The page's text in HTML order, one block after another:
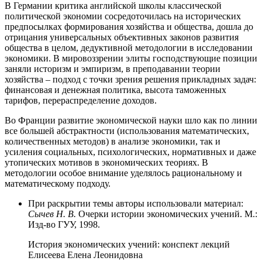
В Германии критика английской школы классической
политической экономии сосредоточилась на исторических
предпосылках формирования хозяйства и общества, дошла до
отрицания универсальных объективных законов развития
общества в целом, дедуктивной методологии в исследовании
экономики. В мировоззрении элиты господствующие позиции
заняли историзм и эмпиризм, в преподавании теории
хозяйства – подход с точки зрения решения прикладных задач:
финансовая и денежная политика, высота таможенных
тарифов, перераспределение доходов.
Во Франции развитие экономической науки шло как по линии
все большей абстрактности (использования математических,
количественных методов) в анализе экономики, так и
усиления социальных, психологических, нормативных и даже
утопических мотивов в экономических теориях. В
методологии особое внимание уделялось рациональному и
математическому подходу.
При раскрытии темы авторы использовали материал:
Сычев Н. В. Очерки истории экономических учений. М.:
Изд-во ГУУ, 1998.
История экономических учений: конспект лекций
Елисеева Елена Леонидовна